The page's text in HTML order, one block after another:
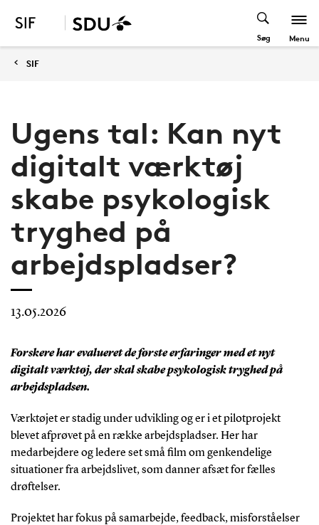
Søg Menu
SIF
Ugens tal: Kan nyt
digitalt værktøj
skabe psykologisk
tryghed på
arbejdspladser?
13.05.2026
Forskere har evalueret de første erfaringer med et nyt
digitalt værktøj, der skal skabe psykologisk tryghed på
arbejdspladsen.
Værktøjet er stadig under udvikling og er i et pilotprojekt
blevet afprøvet på en række arbejdspladser. Her har
medarbejdere og ledere set små film om genkendelige
situationer fra arbejdslivet, som danner afsæt for fælles
drøftelser.
Projektet har fokus på samarbejde, feedback, misforståelser